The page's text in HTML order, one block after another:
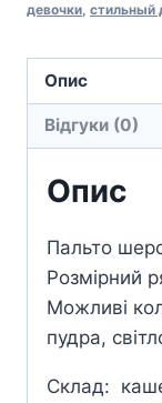
девочки, стильный
Опис
Відгуки (0)
Опис
Пальто
Розмірний
Можливі
пудра,
Склад: